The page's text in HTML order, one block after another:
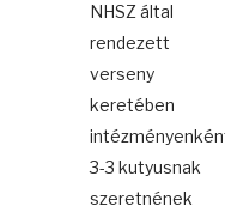
NHSZ által
rendezett
verseny
keretében
3-3 kutyusnak
szeretnének